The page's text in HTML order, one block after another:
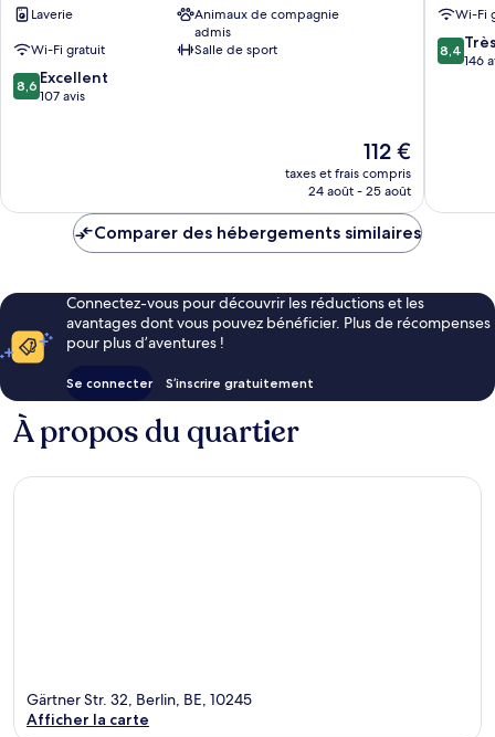
Friedrichshain
Laverie
Animaux de compagnie
admis
Wi-Fi gratuit
Salle de sport
8.6
sur
8,6 Excellent
107 avis
Le
nouveau
prix
de
112 €
taxes et frais compris
24 août - 25 août
Wi-Fi
8.4
sur
8,4
146
Comparer des hébergements similaires
Connectez-vous pour découvrir les réductions et les
avantages dont vous pouvez bénéficier. Plus de récompenses
pour plus d’aventures !
Se connecter S’inscrire gratuitement
À propos du quartier
Gärtner Str. 32, Berlin, BE, 10245
Afficher la carte